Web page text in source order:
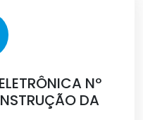
Nº
DA